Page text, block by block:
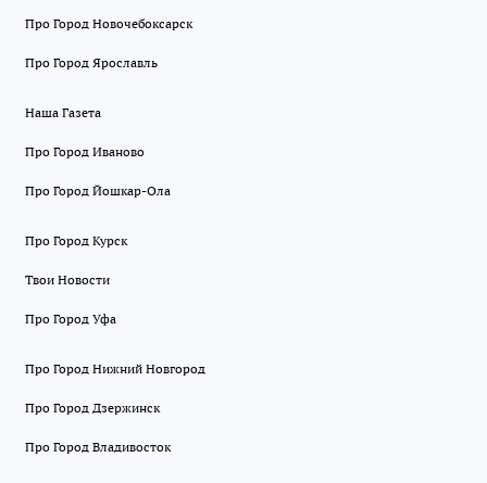
Про Город Новочебоксарск
Про Город Ярославль
Наша Газета
Про Город Иваново
Про Город Йошкар-Ола
Про Город Курск
Твои Новости
Про Город Уфа
Про Город Нижний Новгород
Про Город Дзержинск
Про Город Владивосток